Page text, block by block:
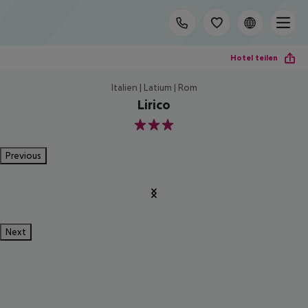
Hotel teilen
Italien | Latium | Rom
Lirico
3
Previous
Next